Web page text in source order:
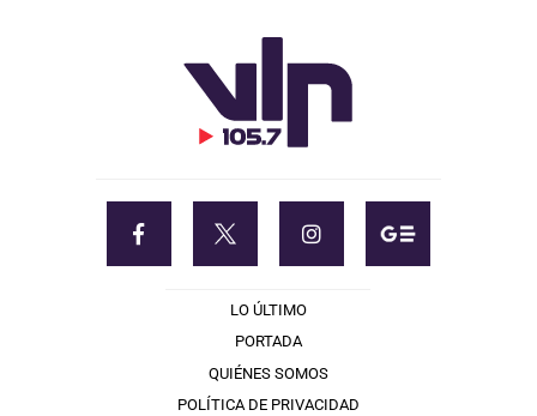
LO ÚLTIMO
PORTADA
QUIÉNES SOMOS
POLÍTICA DE PRIVACIDAD